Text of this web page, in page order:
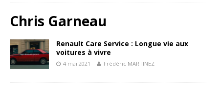
Chris Garneau
Renault Care Service : Longue vie aux
voitures à vivre
4 mai 2021 Frédéric MARTINEZ